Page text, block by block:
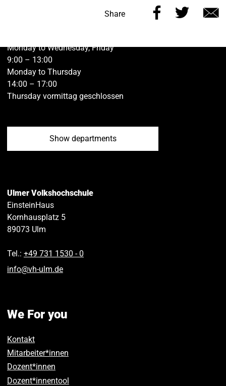
Share
Share
page
Share
page
Monday to Wednesday, Friday
9:00 – 13:00
Monday to Thursday
14:00 – 17:00
Thursday vormittag geschlossen
Show departments
Ulmer Volkshochschule
EinsteinHaus
Kornhausplatz 5
89073 Ulm
Tel.: +49 731 1530 ‑ 0
info@vh-ulm.de
We For you
Kontakt
Mitarbeiter*innen
Dozent*innen
Dozent*innentool